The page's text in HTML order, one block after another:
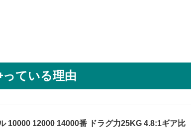
ている理由
10000 12000 14000番 ドラグ力25KG 4.8:1ギア比